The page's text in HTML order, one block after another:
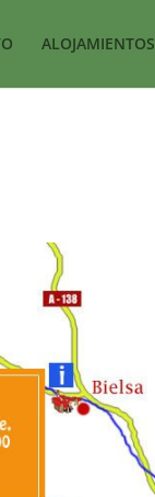
ALOJAMIENTOS